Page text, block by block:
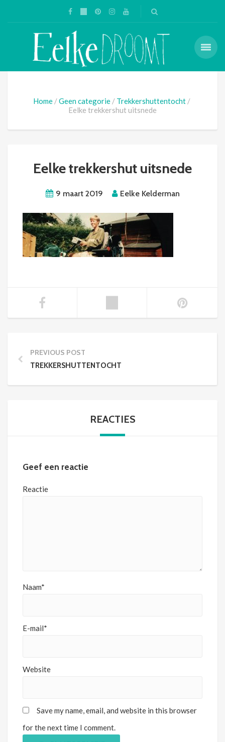
Home Geen categorie
Trekkershuttentocht
Eelke trekkershut uitsnede
Eelke trekkershut uitsnede
9 maart 2019 Eelke Kelderman
PREVIOUS POST
TREKKERSHUTTENTOCHT
REACTIES
Geef een reactie
Reactie
Naam*
E-mail*
Website
Save my name, email, and website in this browser
for the next time I comment.